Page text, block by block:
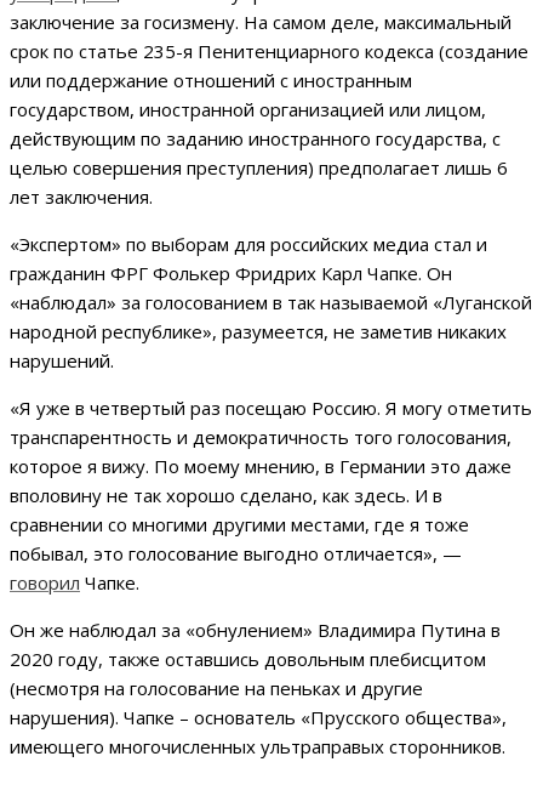
заключение за госизмену. На самом деле, максимальный
срок по статье 235-я Пенитенциарного кодекса (создание
или поддержание отношений с иностранным
государством, иностранной организацией или лицом,
действующим по заданию иностранного государства, с
целью совершения преступления) предполагает лишь 6
лет заключения.
«Экспертом» по выборам для российских медиа стал и
гражданин ФРГ Фолькер Фридрих Карл Чапке. Он
«наблюдал» за голосованием в так называемой «Луганской
народной республике», разумеется, не заметив никаких
нарушений.
«Я уже в четвертый раз посещаю Россию. Я могу отметить
транспарентность и демократичность того голосования,
которое я вижу. По моему мнению, в Германии это даже
вполовину не так хорошо сделано, как здесь. И в
сравнении со многими другими местами, где я тоже
побывал, это голосование выгодно отличается», —
говорил Чапке.
Он же наблюдал за «обнулением» Владимира Путина в
2020 году, также оставшись довольным плебисцитом
(несмотря на голосование на пеньках и другие
нарушения). Чапке – основатель «Прусского общества»,
имеющего многочисленных ультраправых сторонников.